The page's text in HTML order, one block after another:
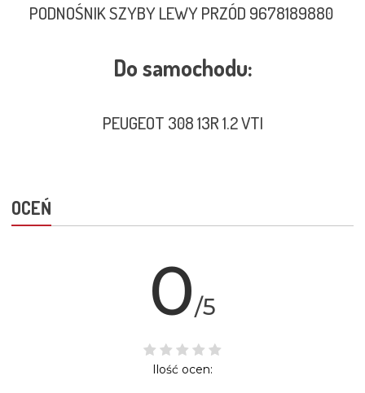
PODNOŚNIK SZYBY LEWY PRZÓD 9678189880
Do samochodu:
PEUGEOT 308 13R 1.2 VTI
OCEŃ
0/5
Ilość ocen: